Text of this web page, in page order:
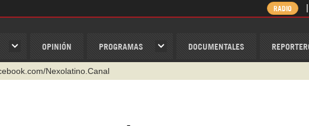
OPINIÓN PROGRAMAS DOCUMENTALES
RADIO
Nexolatino.Canal
nexo_latino